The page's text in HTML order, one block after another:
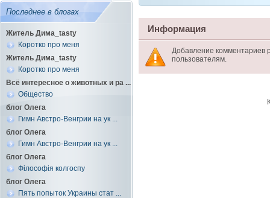
Последнее в блогах
Житель Дима_tasty
Коротко про меня
Житель Дима_tasty
Коротко про меня
Всё интересное о животных и ра ...
Общество
блог Олега
Гимн Австро-Венгрии на ук ...
блог Олега
Гимн Австро-Венгрии на ук ...
блог Олега
Філософія колгоспу
блог Олега
Пять попыток Украины стат ...
Информация
Добавление комментариев
пользователям.